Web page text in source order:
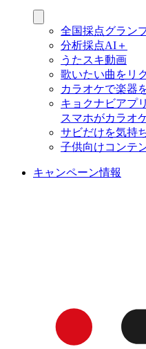
全国採点グラン
分析採点AI＋
うたスキ動画
歌いたい曲をリ
カラオケで楽器
キョクナビアプリ
スマホがカラオ
サビだけを気持
子供向けコンテ
キャンペーン情報